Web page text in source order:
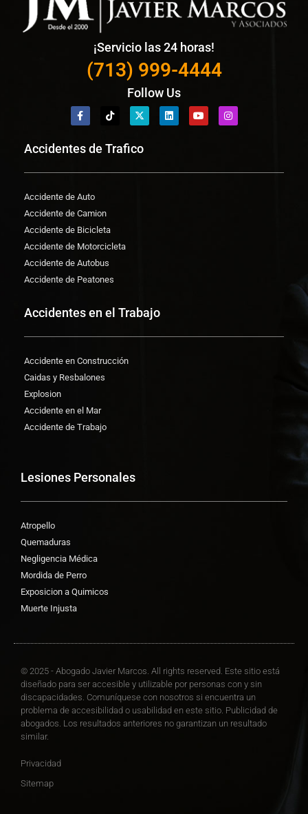
¡Servicio las 24 horas!
(713) 999-4444
Follow Us
Accidentes de Trafico
Accidente de Auto
Accidente de Camion
Accidente de Bicicleta
Accidente de Motorcicleta
Accidente de Autobus
Accidente de Peatones
Accidentes en el Trabajo
Accidente en Construcción
Caidas y Resbalones
Explosion
Accidente en el Mar
Accidente de Trabajo
Lesiones Personales
Atropello
Quemaduras
Negligencia Médica
Mordida de Perro
Exposicion a Quimicos
Muerte Injusta
© 2025 - Abogado Javier Marcos. All rights reserved. Este sitio está
diseñado para ser accesible y utilizable por personas con y sin
discapacidades. Comuníquese con nosotros si encuentra un
problema de accesibilidad o usabilidad en este sitio. Publicidad de
abogados. Los resultados anteriores no garantizan un resultado
similar.
Privacidad
Sitemap